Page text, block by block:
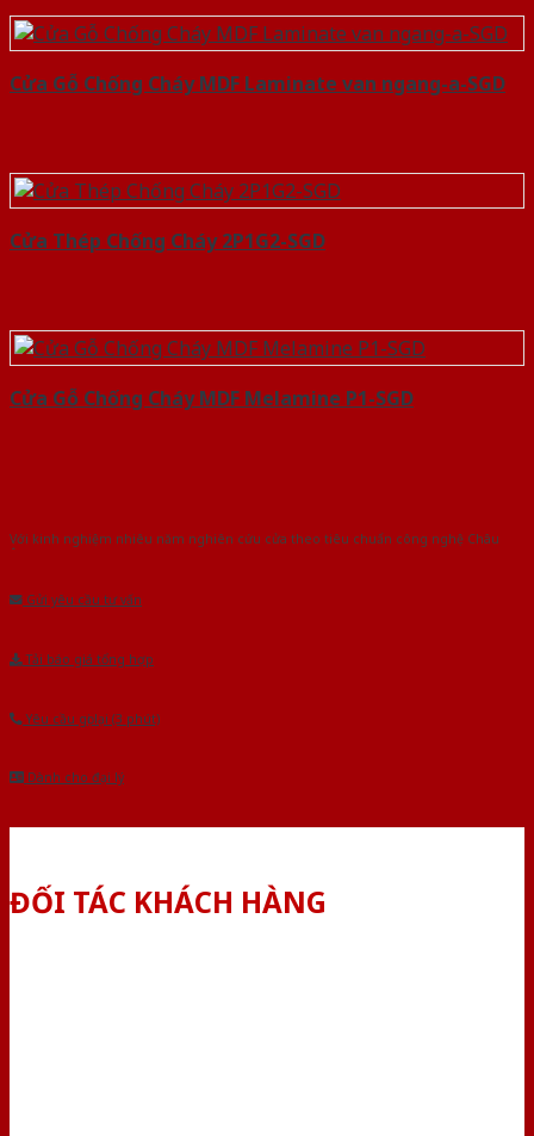
Cửa Gỗ Chống Cháy MDF Laminate van ngang-a-SGD
Cửa Thép Chống Cháy 2P1G2-SGD
Cửa Gỗ Chống Cháy MDF Melamine P1-SGD
Với kinh nghiệm nhiêu năm nghiên cứu cửa theo tiêu chuẩn công nghệ Châu
Gửi yêu cầu tư vấn
Tải báo giá tổng hợp
Yêu cầu gọi lại (3 phút)
Dành cho đại lý
ĐỐI TÁC KHÁCH HÀNG